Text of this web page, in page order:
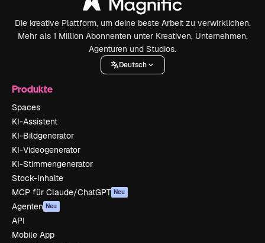
Die kreative Plattform, um deine beste Arbeit zu verwirklichen.
Mehr als 1 Million Abonnenten unter Kreativen, Unternehmen,
Agenturen und Studios.
Deutsch
Produkte
Spaces
KI-Assistent
KI-Bildgenerator
KI-Videogenerator
KI-Stimmengenerator
Stock-Inhalte
MCP für Claude/ChatGPT Neu
Agenten Neu
API
Mobile App